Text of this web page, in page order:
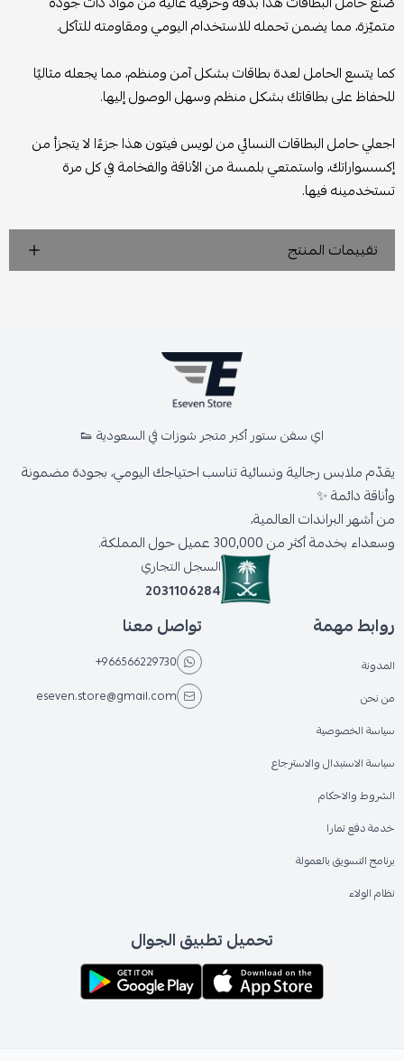
متميّزة، مما يضمن تحمله للاستخدام اليومي ومقاومته للتآكل.
كما يتسع الحامل لعدة بطاقات بشكل آمن ومنظم، مما يجعله مثاليًا
للحفاظ على بطاقاتك بشكل منظم وسهل الوصول إليها.
اجعلي حامل البطاقات النسائي من لويس فيتون هذا جزءًا لا يتجزأ من
إكسسواراتك، واستمتعي بلمسة من الأناقة والفخامة في كل مرة
تستخدمينه فيها.
تقييمات المنتج
اي سفن ستور أكبر متجر شوزات في السعودية 👟
يقدّم ملابس رجالية ونسائية تناسب احتياجك اليومي، بجودة مضمونة
وأناقة دائمة ✨
من أشهر البراندات العالمية،
وسعداء بخدمة أكثر من 300,000 عميل حول المملكة.
السجل التجاري
2031106284
روابط مهمة
المدونة
من نحن
سياسة الخصوصية
سياسة الاستبدال والاسترجاع
الشروط والاحكام
خدمة دفع تمارا
برنامج التسويق بالعمولة
نظام الولاء
تواصل معنا
+966566229730
eseven.store@gmail.com
تحميل تطبيق الجوال